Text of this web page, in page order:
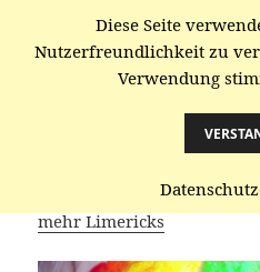
gaenze.de
Sozial-Sex
mehr Limericks
Diese Seite
Nutzerfreundlichkeit zu
Verwendung